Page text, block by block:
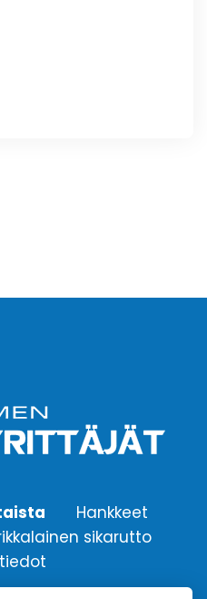
Hankkeet
sikarutto